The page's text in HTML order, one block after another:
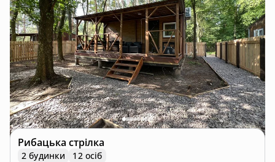
Рибацька стрілка
2 будинки
12 осіб